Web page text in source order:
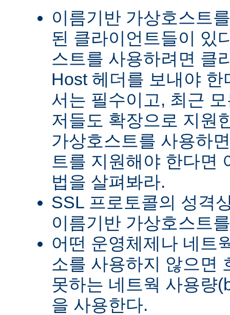
이름기반 가상호스트
된 클라이언트들이 있
스트를 사용하려면 클
Host 헤더를 보내야
서는 필수이고, 최근
저들도 확장으로 지원
가상호스트를 사용하
트를 지원해야 한다면
법을 살펴봐라.
SSL 프로토콜의 성격
이름기반 가상호스트
어떤 운영체제나 네트
소를 사용하지 않으면
못하는 네트웍 사용량
을 사용한다.